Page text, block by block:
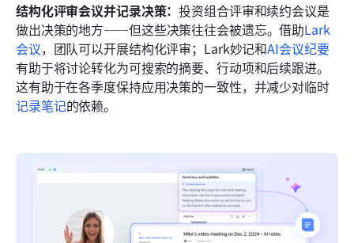
结构化评审会议并记录决策：投资组合评审和续约会议是
做出决策的地方——但这些决策往往会被遗忘。借助Lark
会议，团队可以开展结构化评审；Lark妙记和AI会议纪要
有助于将讨论转化为可搜索的摘要、行动项和后续跟进。
这有助于在各季度保持应用决策的一致性，并减少对临时
记录笔记的依赖。